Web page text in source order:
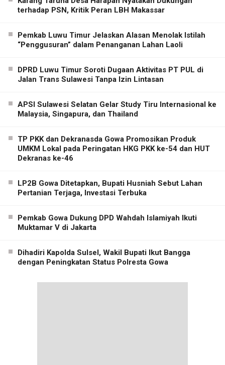
terhadap PSN, Kritik Peran LBH Makassar
Pemkab Luwu Timur Jelaskan Alasan Menolak Istilah
“Penggusuran” dalam Penanganan Lahan Laoli
DPRD Luwu Timur Soroti Dugaan Aktivitas PT PUL di
Jalan Trans Sulawesi Tanpa Izin Lintasan
APSI Sulawesi Selatan Gelar Study Tiru Internasional ke
Malaysia, Singapura, dan Thailand
TP PKK dan Dekranasda Gowa Promosikan Produk
UMKM Lokal pada Peringatan HKG PKK ke-54 dan HUT
Dekranas ke-46
LP2B Gowa Ditetapkan, Bupati Husniah Sebut Lahan
Pertanian Terjaga, Investasi Terbuka
Pemkab Gowa Dukung DPD Wahdah Islamiyah Ikuti
Muktamar V di Jakarta
Dihadiri Kapolda Sulsel, Wakil Bupati Ikut Bangga
dengan Peningkatan Status Polresta Gowa